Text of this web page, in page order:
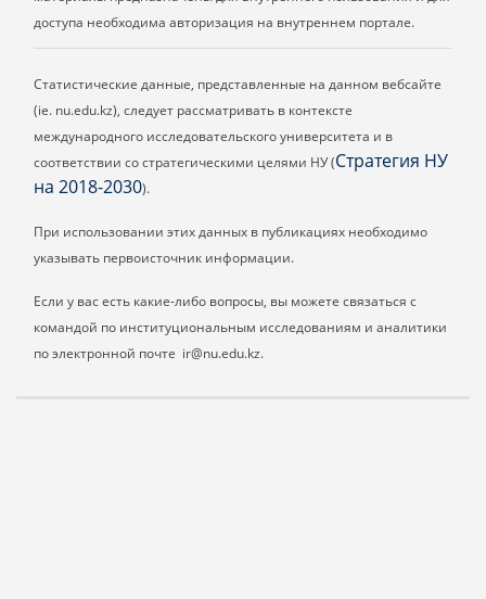
доступа необходима авторизация на внутреннем портале.
Статистические данные, представленные на данном вебсайте
(ie. nu.edu.kz), следует рассматривать в контексте
международного исследовательского университета и в
соответствии со стратегическими целями НУ (Стратегия НУ
на 2018-2030).
При использовании этих данных в публикациях необходимо
указывать первоисточник информации.
Если у вас есть какие-либо вопросы, вы можете связаться с
командой по институциональным исследованиям и аналитики
по электронной почте ir@nu.edu.kz.